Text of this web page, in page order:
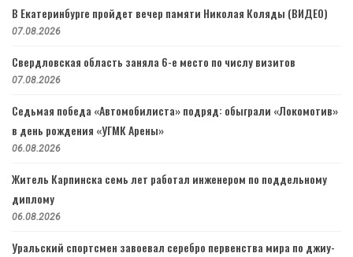
В Екатеринбурге пройдет вечер памяти Николая Коляды (ВИДЕО)
07.08.2026
Свердловская область заняла 6-е место по числу визитов
07.08.2026
Седьмая победа «Автомобилиста» подряд: обыграли «Локомотив»
в день рождения «УГМК Арены»
06.08.2026
Житель Карпинска семь лет работал инженером по поддельному
диплому
06.08.2026
Уральский спортсмен завоевал серебро первенства мира по джиу-